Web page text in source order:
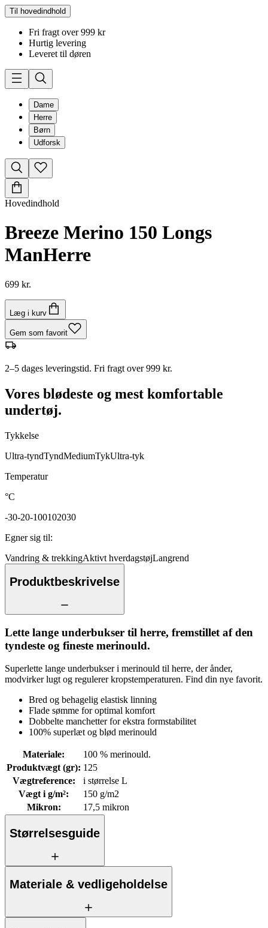
Til hovedindhold
Fri fragt over 999 kr
Hurtig levering
Leveret til døren
Dame
Herre
Børn
Udforsk
Hovedindhold
Breeze Merino 150 Longs
ManHerre
699 kr.
Læg i kurv
Gem som favorit
2–5 dages leveringstid. Fri fragt over 999 kr.
Vores blødeste og mest komfortable
undertøj.
Tykkelse
Ultra-tyndTyndMediumTykUltra-tyk
Temperatur
°C
-30-20-100102030
Egner sig til:
Vandring & trekkingAktivt hverdagstøjLangrend
Produktbeskrivelse
Lette lange underbukser til herre, fremstillet af den
tyndeste og fineste merinould.
Superlette lange underbukser i merinould til herre, der ånder,
modvirker lugt og regulerer kropstemperaturen. Find din nye favorit.
Bred og behagelig elastisk linning
Flade sømme for optimal komfort
Dobbelte manchetter for ekstra formstabilitet
100% superlæt og blød merinould
Materiale:
100 % merinould.
Produktvægt (gr): 125
Vægtreference:
i størrelse L
Vægt i g/m²:
150 g/m2
Mikron: 17,5 mikron
Størrelsesguide
Materiale & vedligeholdelse